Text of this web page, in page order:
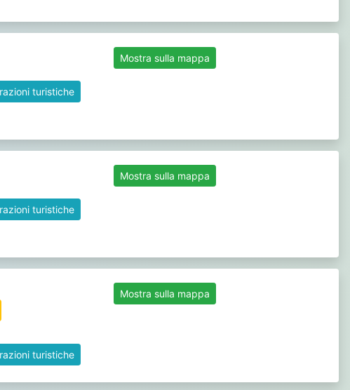
turistiche
Mostra sulla mappa
turistiche
Mostra sulla mappa
turistiche
Mostra sulla mappa